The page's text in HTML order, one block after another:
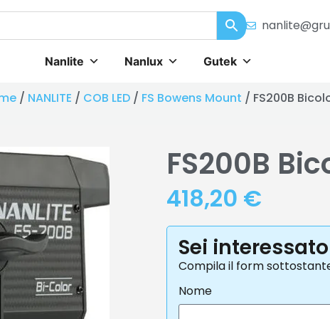
Nanlite Nanlux Gutek
/ NANLITE / COB LED/ FS Bowens Mount / FS200B
FS200B
418,20 €
Sei
Compila il form
Nome